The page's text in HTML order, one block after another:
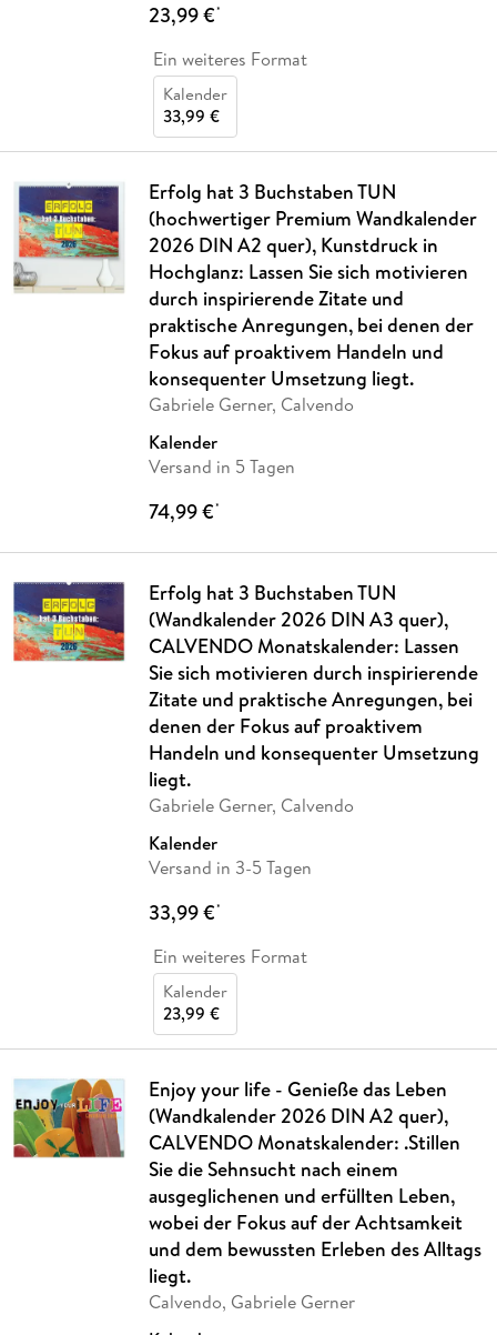
23,99 €*
Ein weiteres Format
Kalender
33,99 €
Erfolg hat 3 Buchstaben TUN
(hochwertiger Premium Wandkalender
2026 DIN A2 quer), Kunstdruck in
Hochglanz: Lassen Sie sich motivieren
durch inspirierende Zitate und
praktische Anregungen, bei denen der
Fokus auf proaktivem Handeln und
konsequenter Umsetzung liegt.
Gabriele Gerner, Calvendo
Kalender
Versand in 5 Tagen
74,99 €*
Erfolg hat 3 Buchstaben TUN
(Wandkalender 2026 DIN A3 quer),
CALVENDO Monatskalender: Lassen
Sie sich motivieren durch inspirierende
Zitate und praktische Anregungen, bei
denen der Fokus auf proaktivem
Handeln und konsequenter Umsetzung
liegt.
Gabriele Gerner, Calvendo
Kalender
Versand in 3-5 Tagen
33,99 €*
Ein weiteres Format
Kalender
23,99 €
Enjoy your life - Genieße das Leben
(Wandkalender 2026 DIN A2 quer),
CALVENDO Monatskalender: .Stillen
Sie die Sehnsucht nach einem
ausgeglichenen und erfüllten Leben,
wobei der Fokus auf der Achtsamkeit
und dem bewussten Erleben des Alltags
liegt.
Calvendo, Gabriele Gerner